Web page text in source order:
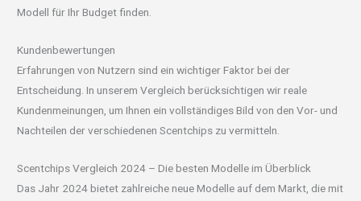
Modell für Ihr Budget finden.
Kundenbewertungen
Erfahrungen von Nutzern sind ein wichtiger Faktor bei der
Entscheidung. In unserem Vergleich berücksichtigen wir reale
Kundenmeinungen, um Ihnen ein vollständiges Bild von den Vor- und
Nachteilen der verschiedenen Scentchips zu vermitteln.
Scentchips Vergleich 2024 – Die besten Modelle im Überblick
Das Jahr 2024 bietet zahlreiche neue Modelle auf dem Markt, die mit